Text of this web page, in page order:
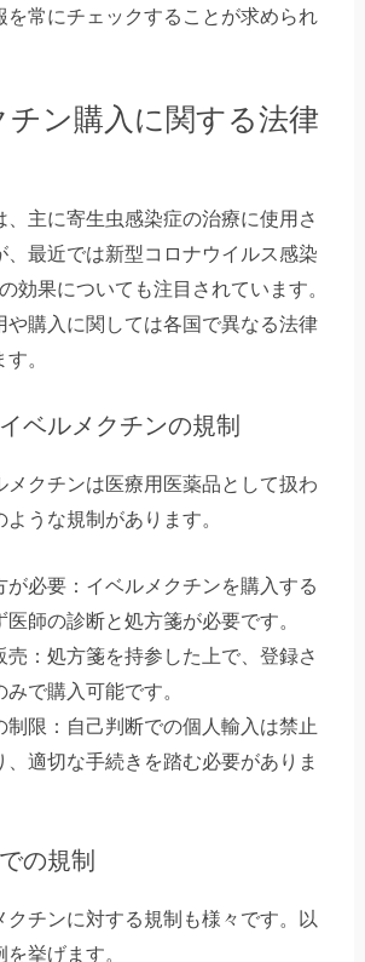
を常にチェックすることが求められ
ン購入に関する法律
主に寄生虫感染症の治療に使用さ
最近では新型コロナウイルス感染
の効果についても注目されています。
や購入に関しては各国で異なる法律
。
ベルメクチンの規制
メクチンは医療用医薬品として扱わ
うな規制があります。
が必要：イベルメクチンを購入する
師の診断と処方箋が必要です。
売：処方箋を持参した上で、登録さ
で購入可能です。
制限：自己判断での個人輸入は禁止
、適切な手続きを踏む必要がありま
の規制
チンに対する規制も様々です。以
挙げます。